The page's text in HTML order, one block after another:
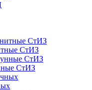
СтИЗ
СтИЗ